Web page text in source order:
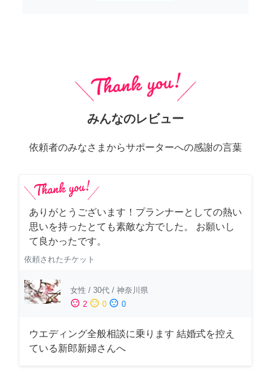
みんなのレビュー
依頼者のみなさまからサポーターへの感謝の言葉
ありがとうございます！プランナーとしての熱い
思いを持ったとても素敵な方でした。 お願いし
て良かったです。
依頼されたチケット
女性 / 30代 / 神奈川県
sentiment_satisfied 2 sentiment_neutral 0 sentiment_dissatisfied 0
ウエディング全般相談に乗ります 結婚式を控え
ている新郎新婦さんへ